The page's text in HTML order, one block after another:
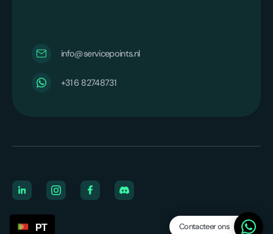
Contacteer ons
info@servicepoints.nl
‪+31 6 82748731‬
BedrijfPT